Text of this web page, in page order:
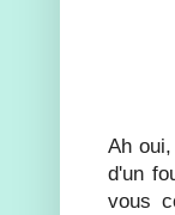
Ah
d'un
vous